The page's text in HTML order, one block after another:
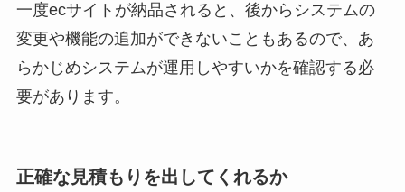
一度ecサイトが納品されると、後からシステムの
変更や機能の追加ができないこともあるので、あ
らかじめシステムが運用しやすいかを確認する必
要があります。
正確な見積もりを出してくれるか